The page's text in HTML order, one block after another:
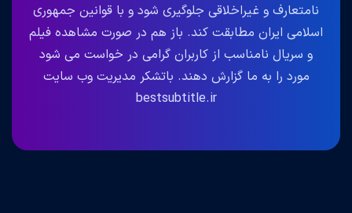
نامتعارف و غیراخلاقی جلوگیری شود و با قوانین جمهوری
اسلامی ایران مطابقت کند. باز هم در صورت مشاهده فیلم
و سریال نامناسب از کاربران گرامی در خواست می شود
مورد را به ما گزارش دهند. باتشکر مدیریت وب سایت
bestsubtitle.ir